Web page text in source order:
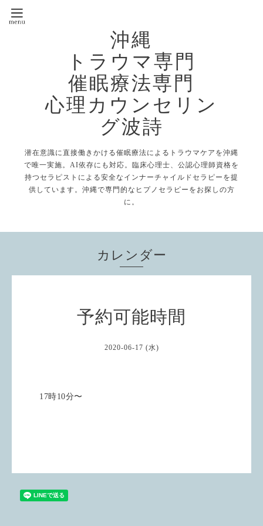
沖縄
トラウマ専門
催眠療法専門
心理カウンセリン
グ波詩
潜在意識に直接働きかける催眠療法によるトラウマケアを沖縄
で唯一実施。AI依存にも対応。臨床心理士、公認心理師資格を
持つセラピストによる安全なインナーチャイルドセラピーを提
供しています。沖縄で専門的なヒプノセラピーをお探しの方
に。
カレンダー
予約可能時間
2020-06-17 (水)
17時10分〜